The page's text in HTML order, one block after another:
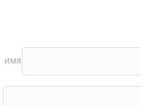
ИМЯ